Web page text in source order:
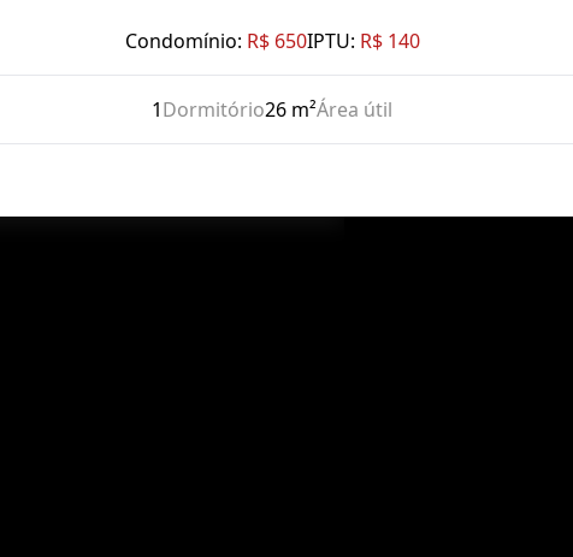
Condomínio: R$ 650IPTU: R$ 140
1Dormitório26 m²Área útil